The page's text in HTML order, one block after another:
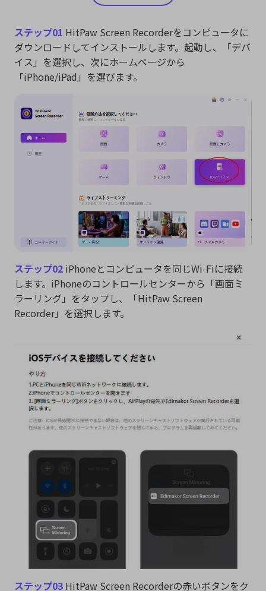
ステップ01 HitPaw Screen Recorderをコンピュータに
ダウンロードしてインストールします。起動し、「デバ
イス」を選択し、次にホームページから
「iPhone/iPad」を選びます。
ステップ02 iPhoneとコンピュータを同じWi-Fiに接続
します。iPhoneのコントロールセンターから「画面ミ
ラーリング」をタップし、「HitPaw Screen
Recorder」を選択します。
ステップ03 HitPaw Screen Recorderの赤いボタンをク